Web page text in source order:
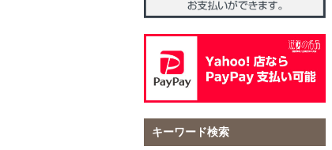
キーワード検索